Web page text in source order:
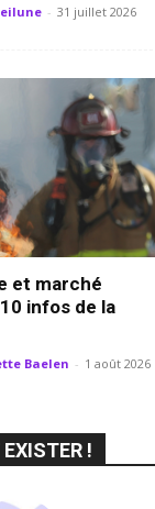
- 31 juillet 2026
et marché
infos de la
Baelen - 1 août 2026
!